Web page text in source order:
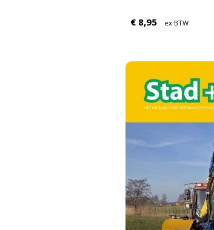
€ 8,95 ex BTW